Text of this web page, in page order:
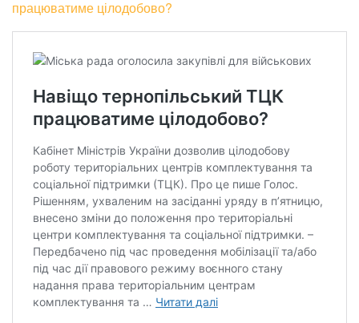
працюватиме цілодобово?